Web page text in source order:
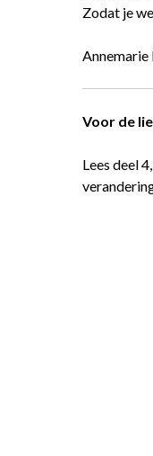
Zodat je
Voor de
Lees deel